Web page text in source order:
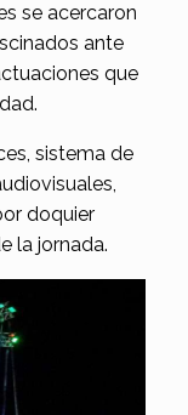
se acercaron
ante
que
sistema de
doquier
la jornada.